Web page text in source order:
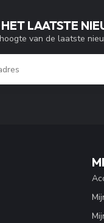
LAATSTE
van de laatste